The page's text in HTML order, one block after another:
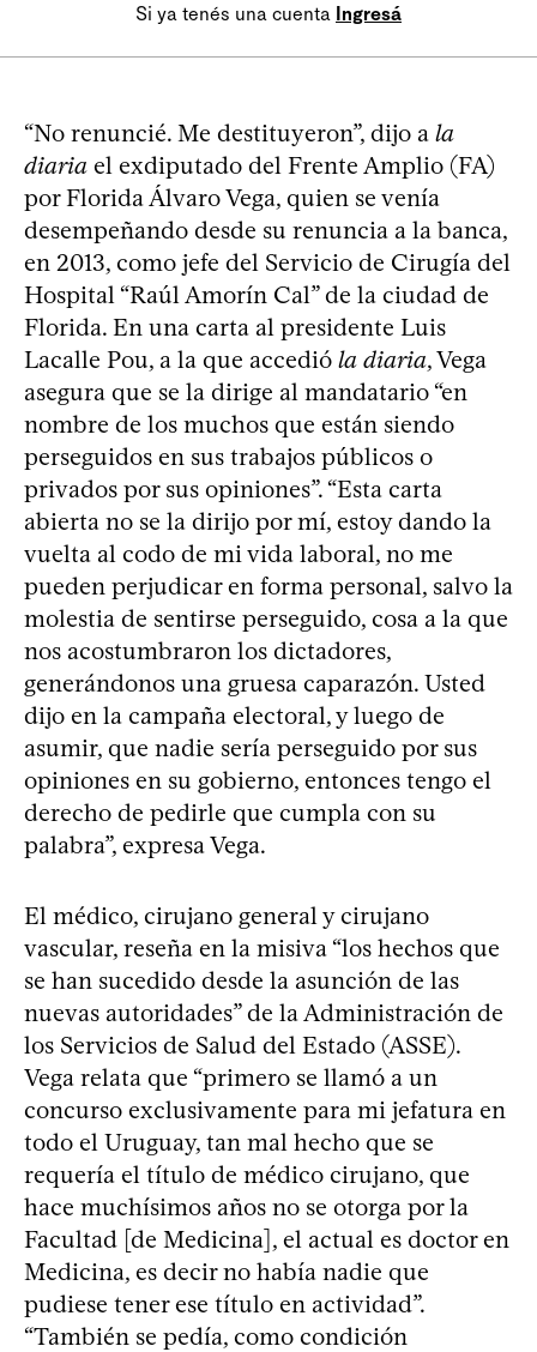
Si ya tenés una cuenta Ingresá
“No renuncié. Me destituyeron”, dijo a la
diaria el exdiputado del Frente Amplio (FA)
por Florida Álvaro Vega, quien se venía
desempeñando desde su renuncia a la banca,
en 2013, como jefe del Servicio de Cirugía del
Hospital “Raúl Amorín Cal” de la ciudad de
Florida. En una carta al presidente Luis
Lacalle Pou, a la que accedió la diaria, Vega
asegura que se la dirige al mandatario “en
nombre de los muchos que están siendo
perseguidos en sus trabajos públicos o
privados por sus opiniones”. “Esta carta
abierta no se la dirijo por mí, estoy dando la
vuelta al codo de mi vida laboral, no me
pueden perjudicar en forma personal, salvo la
molestia de sentirse perseguido, cosa a la que
nos acostumbraron los dictadores,
generándonos una gruesa caparazón. Usted
dijo en la campaña electoral, y luego de
asumir, que nadie sería perseguido por sus
opiniones en su gobierno, entonces tengo el
derecho de pedirle que cumpla con su
palabra”, expresa Vega.
El médico, cirujano general y cirujano
vascular, reseña en la misiva “los hechos que
se han sucedido desde la asunción de las
nuevas autoridades” de la Administración de
los Servicios de Salud del Estado (ASSE).
Vega relata que “primero se llamó a un
concurso exclusivamente para mi jefatura en
todo el Uruguay, tan mal hecho que se
requería el título de médico cirujano, que
hace muchísimos años no se otorga por la
Facultad [de Medicina], el actual es doctor en
Medicina, es decir no había nadie que
pudiese tener ese título en actividad”.
“También se pedía, como condición